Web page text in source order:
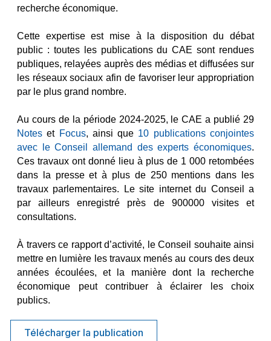
recherche économique.
Cette expertise est mise à la disposition du débat
public : toutes les publications du CAE sont rendues
publiques, relayées auprès des médias et diffusées sur
les réseaux sociaux afin de favoriser leur appropriation
par le plus grand nombre.
Notes et Focus, ainsi que 10 publications conjointes
avec le Conseil allemand des experts économiques.
Ces travaux ont donné lieu à plus de 1 000 retombées
dans la presse et à plus de 250 mentions dans les
travaux parlementaires. Le site internet du Conseil a
par ailleurs enregistré près de 900000 visites et
consultations.
À travers ce rapport d’activité, le Conseil souhaite ainsi
mettre en lumière les travaux menés au cours des deux
années écoulées, et la manière dont la recherche
économique peut contribuer à éclairer les choix
publics.
Télécharger la publication